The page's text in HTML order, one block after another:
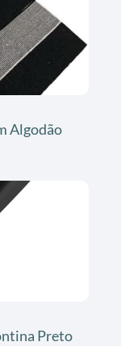
Algodão
Preto